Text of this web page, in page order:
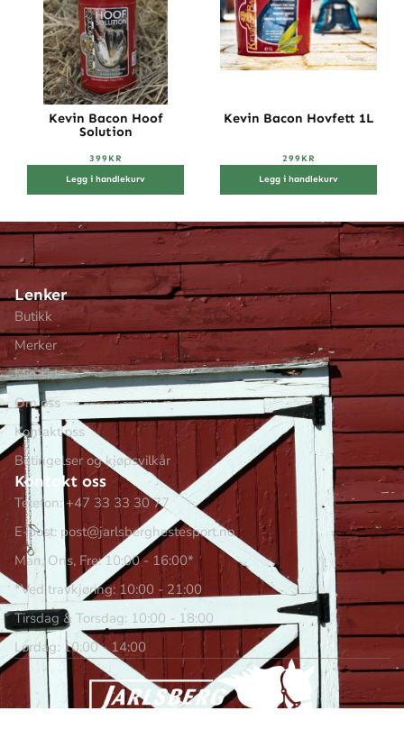
Kevin Bacon Hoof
Solution
399KR
Legg i handlekurv
Kevin Bacon Hovfett 1L
299KR
Legg i handlekurv
Lenker
Butikk
Merker
Min side
Om oss
Kontakt oss
Betingelser og kjøpsvilkår
Kontakt oss
Telefon: +47 33 33 30 77
E-post: post@jarlsberghestesport.no
Man, Ons, Fre: 10:00 - 16:00*
*Ved travkjøring: 10:00 - 21:00
Tirsdag & Torsdag: 10:00 - 18:00
Lørdag: 10:00 - 14:00